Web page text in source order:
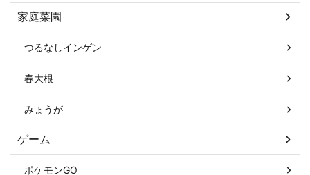
家庭菜園
つるなしインゲン
春大根
みょうが
ゲーム
ポケモンGO